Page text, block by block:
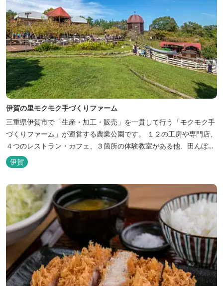
伊賀の里モクモク手づくりファーム
三重県伊賀市で「生産・加工・販売」を一貫して行う「モクモク手
づくりファーム」が運営する農業公園です。 １２の工房や専門店、
４つのレストラン・カフェ、３箇所の体験教室がある他、田んぼや
いかだ池など、「自然や農業」を身近に感じて楽しんでいただける
遊び場もあります。 園内では、ミニブタくんたちのショーを見た
り、ウインナーづくりやパンづくりなどの手づくり体験教室や、食
農体験プログラムに参加したり...
伊賀